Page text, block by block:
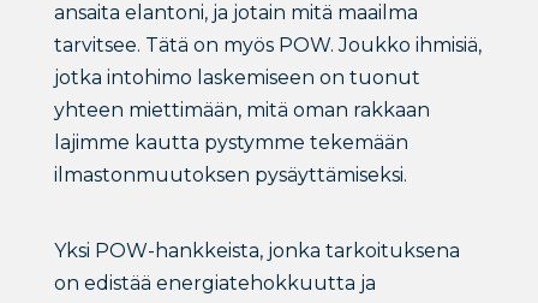
ansaita elantoni, ja jotain mitä maailma
tarvitsee. Tätä on myös POW. Joukko ihmisiä,
jotka intohimo laskemiseen on tuonut
yhteen miettimään, mitä oman rakkaan
lajimme kautta pystymme tekemään
ilmastonmuutoksen pysäyttämiseksi.
Yksi POW-hankkeista, jonka tarkoituksena
on edistää energiatehokkuutta ja